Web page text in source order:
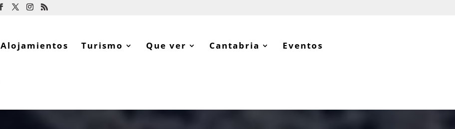
Alojamientos Turismo Que ver Cantabria Eventos